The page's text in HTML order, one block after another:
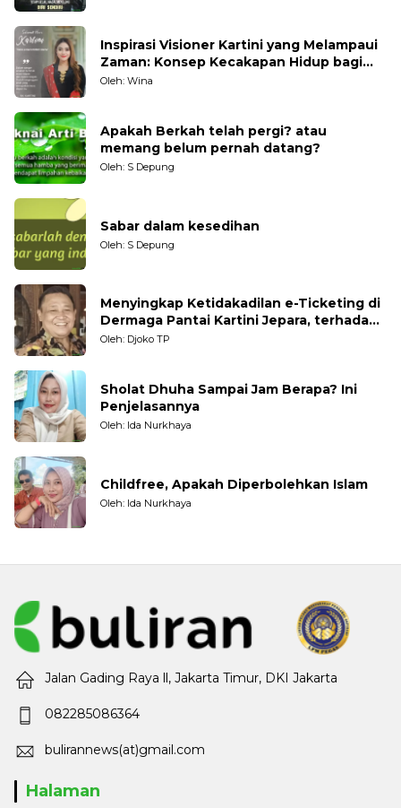
Inspirasi Visioner Kartini yang Melampaui
Zaman: Konsep Kecakapan Hidup bagi
Generasi Muda
Oleh: Wina
Apakah Berkah telah pergi? atau
memang belum pernah datang?
Oleh: S Depung
Sabar dalam kesedihan
Oleh: S Depung
Menyingkap Ketidakadilan e-Ticketing di
Dermaga Pantai Kartini Jepara, terhadap
Nelayan Tradisional
Oleh: Djoko TP
Sholat Dhuha Sampai Jam Berapa? Ini
Penjelasannya
Oleh: Ida Nurkhaya
Childfree, Apakah Diperbolehkan Islam
Oleh: Ida Nurkhaya
Jalan Gading Raya ll, Jakarta Timur, DKI Jakarta
082285086364
bulirannews(at)gmail.com
Halaman